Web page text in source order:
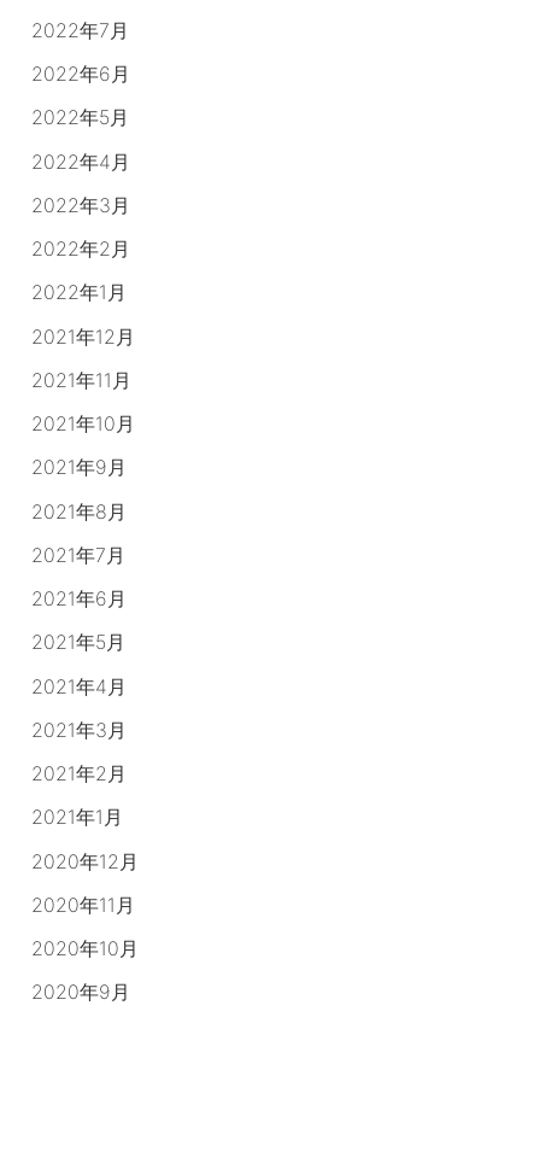
2022年7月
2022年6月
2022年5月
2022年4月
2022年3月
2022年2月
2022年1月
2021年12月
2021年11月
2021年10月
2021年9月
2021年8月
2021年7月
2021年6月
2021年5月
2021年4月
2021年3月
2021年2月
2021年1月
2020年12月
2020年11月
2020年10月
2020年9月